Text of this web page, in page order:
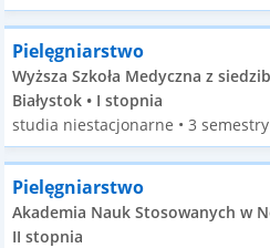
Pielęgniarstwo
Wyższa Szkoła Medyczna z
Białystok • I stopnia
studia niestacjonarne • 3 semestry
Pielęgniarstwo
Akademia Nauk Stosowanych w
II stopnia